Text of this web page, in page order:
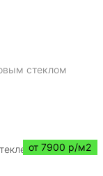
стеклом
от 7900 р/м2